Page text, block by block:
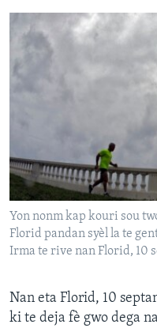
SUIV NOU
Languages
Yon nonm kap kouri sou
Florid pandan syèl la te
Irma te rive nan Florid, 10
Nan eta Florid, 10
ki te deja fè gwo dega